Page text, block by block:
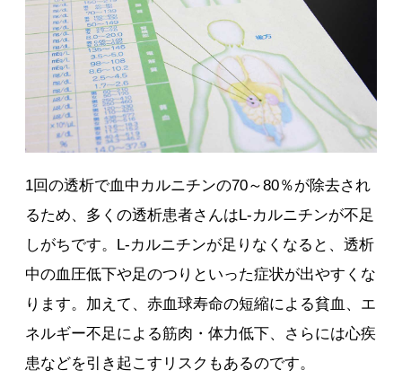
1回の透析で血中カルニチンの70～80％が除去され
るため、多くの透析患者さんはL-カルニチンが不足
しがちです。L-カルニチンが足りなくなると、透析
中の血圧低下や足のつりといった症状が出やすくな
ります。加えて、赤血球寿命の短縮による貧血、エ
ネルギー不足による筋肉・体力低下、さらには心疾
患などを引き起こすリスクもあるのです。